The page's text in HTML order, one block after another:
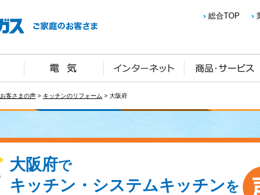
総合TOP
お客さまの声 > キッチンのリフォーム > 大阪府
大阪府で
キッチン・システムキッチンを